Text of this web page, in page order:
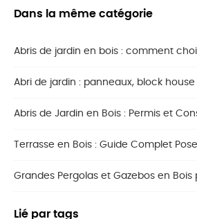
Dans la même catégorie
Abris de jardin en bois : comment
Abri de jardin : panneaux, block
Abris de Jardin en Bois : Permis et
Terrasse en Bois : Guide Complet
Grandes Pergolas et Gazebos en Bois
Lié par tags